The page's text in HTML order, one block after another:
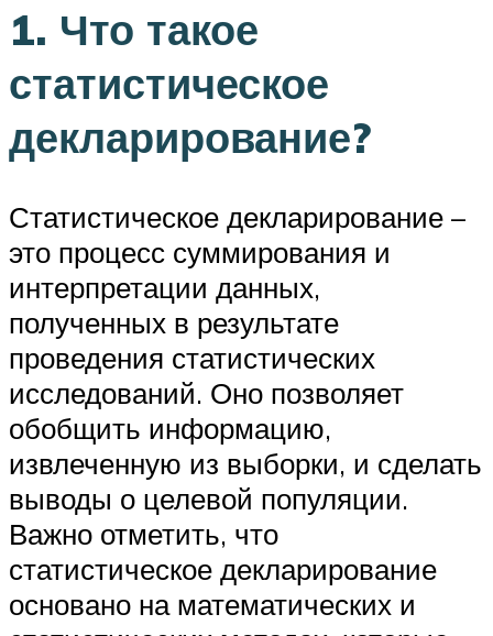
1. Что такое
статистическое
декларирование?
Статистическое декларирование –
это процесс суммирования и
интерпретации данных,
полученных в результате
проведения статистических
исследований. Оно позволяет
обобщить информацию,
извлеченную из выборки, и сделать
выводы о целевой популяции.
Важно отметить, что
статистическое декларирование
основано на математических и